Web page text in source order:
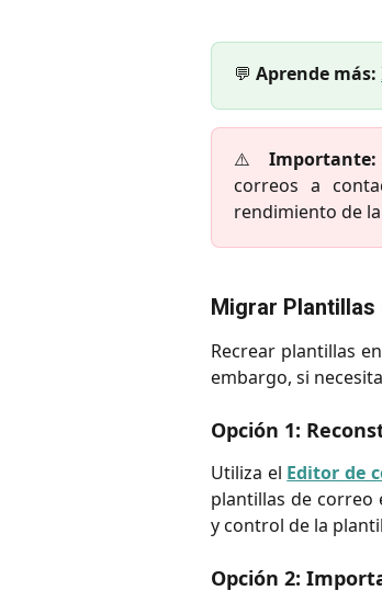
💬 Aprende más:
⚠️Importante:
correos a
rendimiento de
Migrar
Recrear plantillas
embargo, si
Opción 1:
Utiliza el Editor de
plantillas de correo
y control de la
Opción 2: